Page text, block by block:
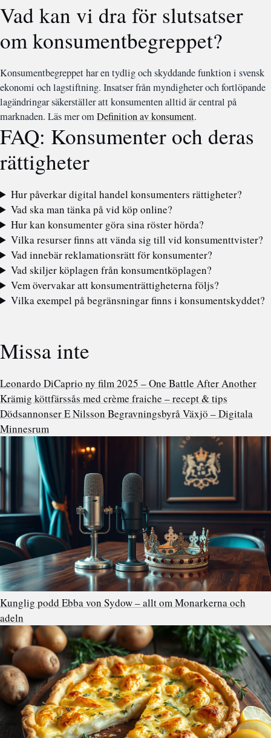
Vad kan vi dra för slutsatser
om konsumentbegreppet?
Konsumentbegreppet har en tydlig och skyddande funktion i svensk
ekonomi och lagstiftning. Insatser från myndigheter och fortlöpande
lagändringar säkerställer att konsumenten alltid är central på
marknaden. Läs mer omDefinition av konsument.
FAQ: Konsumenter och deras
rättigheter
Hur påverkar digital handel konsumenters rättigheter?
Vad ska man tänka på vid köp online?
Hur kan konsumenter göra sina röster hörda?
Vilka resurser finns att vända sig till vid konsumenttvister?
Vad innebär reklamationsrätt för konsumenter?
Vad skiljer köplagen från konsumentköplagen?
Vem övervakar att konsumenträttigheterna följs?
Vilka exempel på begränsningar finns i konsumentskyddet?
Missa inte
Leonardo DiCaprio ny film 2025 – One Battle After Another
Krämig köttfärssås med crème fraiche – recept & tips
Dödsannonser E Nilsson Begravningsbyrå Växjö – Digitala
Minnesrum
Kunglig podd Ebba von Sydow – allt om Monarkerna och
adeln